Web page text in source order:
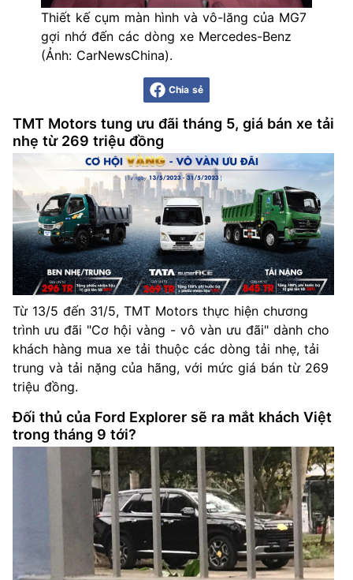
Thiết kế cụm màn hình và vô-lăng của MG7
gợi nhớ đến các dòng xe Mercedes-Benz
(Ảnh: CarNewsChina).
Chia sẻ
TMT Motors tung ưu đãi tháng 5, giá bán xe tải
nhẹ từ 269 triệu đồng
Từ 13/5 đến 31/5, TMT Motors thực hiện chương
trình ưu đãi "Cơ hội vàng - vô vàn ưu đãi" dành cho
khách hàng mua xe tải thuộc các dòng tải nhẹ, tải
trung và tải nặng của hãng, với mức giá bán từ 269
triệu đồng.
Đối thủ của Ford Explorer sẽ ra mắt khách Việt
trong tháng 9 tới?